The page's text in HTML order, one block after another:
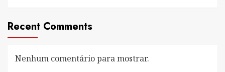
Recent Comments
Nenhum comentário para mostrar.